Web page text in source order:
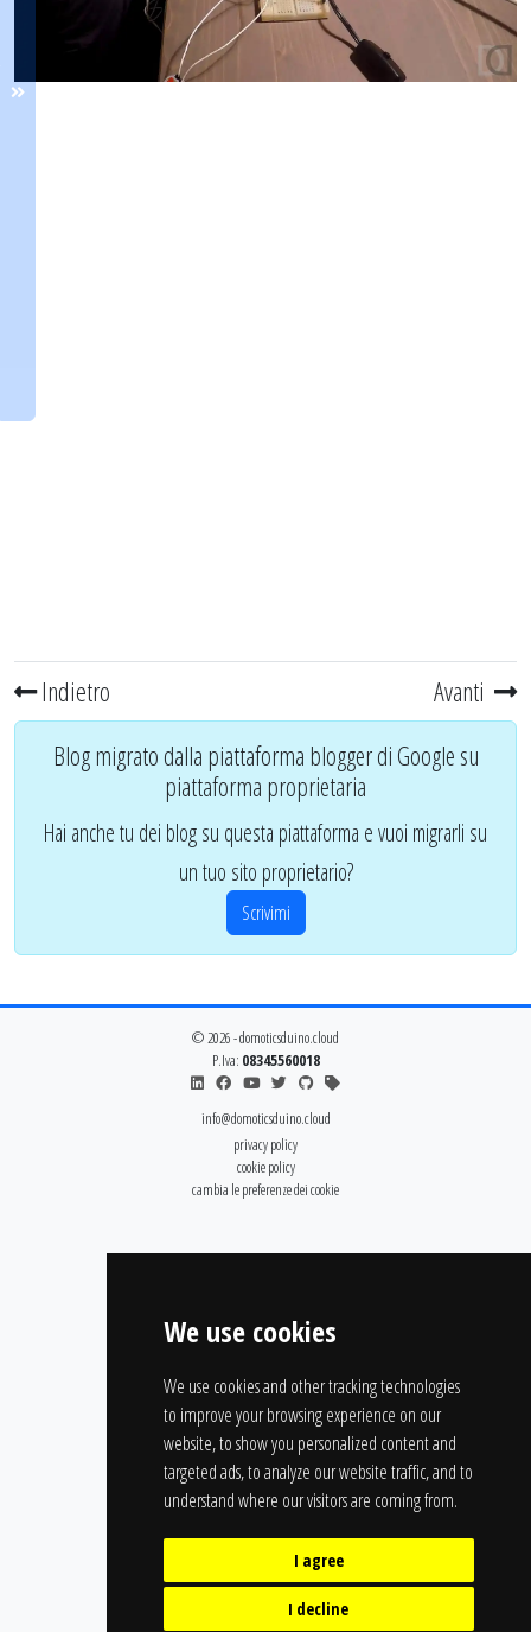
We use cookies
We use cookies and other tracking technologies
to improve your browsing experience on our
website, to show you personalized content and
targeted ads, to analyze our website traffic, and to
understand where our visitors are coming from.
I agree
I decline
Indietro Avanti
Blog migrato dalla piattaforma blogger di Google su
piattaforma proprietaria
Hai anche tu dei blog su questa piattaforma e vuoi migrarli su
un tuo sito proprietario?
Scrivimi
© 2026 - domoticsduino.cloud
P.Iva: 08345560018
info@domoticsduino.cloud
privacy policy
cookie policy
cambia le preferenze dei cookie